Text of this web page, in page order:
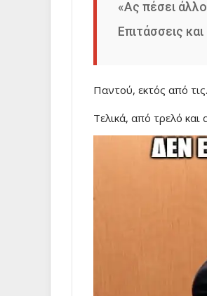
«Ας πέσει
Επιτάσσεις
Παντού, εκτός από
Τελικά, από τρελό και